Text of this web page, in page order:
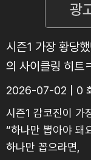
시즌1 가장 황당
의 사이클링 히트
2026-07-02 | 0
시즌1 감코진이 가
“하나만 뽑아야 돼
하나만 꼽으라면,